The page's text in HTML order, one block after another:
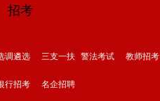
招考
调遴选 三支一扶 警法考试 教师招考
行招考 名企招聘